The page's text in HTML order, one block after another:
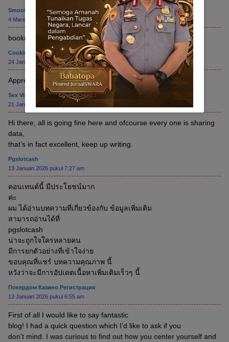
Smoothie Diet 21 Day Plan
4 Maret 2026 pukul 11:33 pm
bookmarked!!, I really like your web site!
Cookie Clicker Unblocked
24 Januari 2026 pukul 4:54 pm
Appreciate it! A good amount of write ups.
Sex Vlxx
21 Januari 2026 pukul 11:42 am
Hi there, all is going fine here and ofcourse every one is sharing
data,
that’s in fact excellent, keep up writing.
Pgslotcash
13 Januari 2026 pukul 7:27 am
คอนเทนต์นี้ มีประโยชน์มาก
ค่ะ
ผม ได้อ่านบทความที่เกี่ยวข้องกับ ข้อมูลเพิ่มเติม
สามารถอ่านได้ที่
pgslotcash
น่าจะถูกใจใครหลายคน
มีการยกตัวอย่างที่เข้าใจง่าย
ขอบคุณที่แชร์ บทความคุณภาพ นี้
หวังว่าจะมีการอัปเดตเนื้อหาเพิ่มเติมเร็วๆ นี้
Покердом Казино Регистрация
13 Januari 2026 pukul 6:55 am
First of all I would like to say fantastic
blog! I had a quick question which I’d like to ask if you
don’t mind. I was curious to find out how you center yourself and